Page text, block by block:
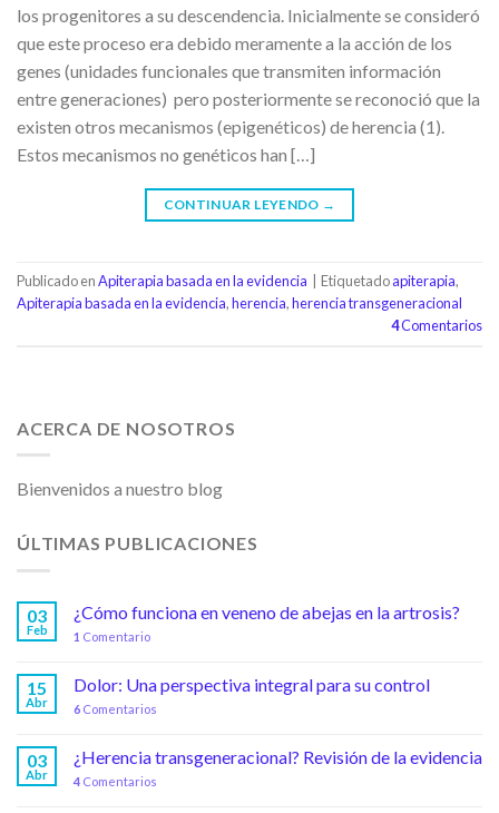
ACERCA DE NOSOTROS
Bienvenidos a nuestro blog
ÚLTIMAS PUBLICACIONES
03
Feb
¿Cómo funciona en veneno de abejas en la artrosis?
1 Comentario
15
Abr
Dolor: Una perspectiva integral para su control
6 Comentarios
03
Abr
¿Herencia transgeneracional? Revisión de la evidencia
4 Comentarios
los progenitores a su descendencia. Inicialmente se consideró
que este proceso era debido meramente a la acción de los
genes (unidades funcionales que transmiten información
entre generaciones) pero posteriormente se reconoció que la
existen otros mecanismos (epigenéticos) de herencia (1).
Estos mecanismos no genéticos han […]
CONTINUAR LEYENDO →
Publicado enApiterapia basada en la evidencia Etiquetadoapiterapia,
Apiterapia basada en la evidencia,herencia,herencia transgeneracional
4Comentarios